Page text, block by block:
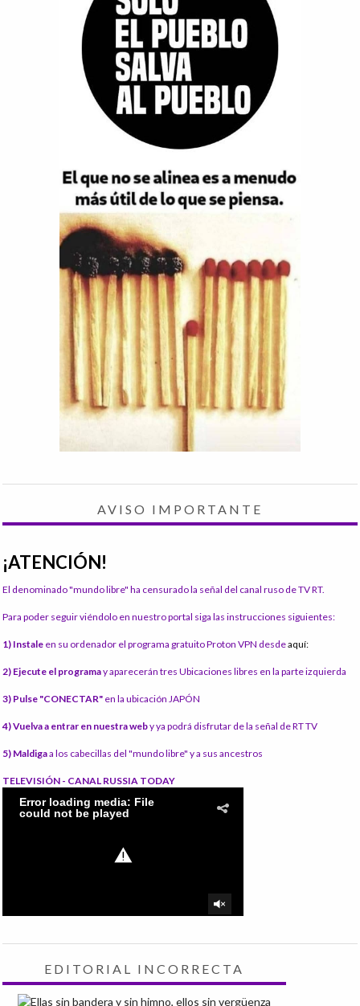
AVISO IMPORTANTE
¡ATENCIÓN!
El denominado "mundo libre" ha censurado la señal del canal ruso de TV RT.
Para poder seguir viéndolo en nuestro portal siga las instrucciones siguientes:
1) Instale en su ordenador el programa gratuito Proton VPN desdeaquí:
2) Ejecute el programay aparecerán tres Ubicaciones libres en la parte izquierda
3) Pulse "CONECTAR" en la ubicación JAPÓN
4) Vuelva a entrar en nuestra weby ya podrá disfrutar de la señal de RT TV
5) Maldigaa los cabecillas del "mundo libre" y a sus ancestros
TELEVISIÓN - CANAL RUSSIA TODAY
EDITORIAL INCORRECTA